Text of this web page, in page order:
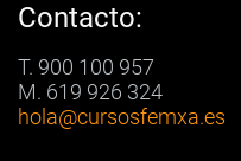
Contacto:
T. 900 100 957
M. 619 926 324
hola@cursosfemxa.es